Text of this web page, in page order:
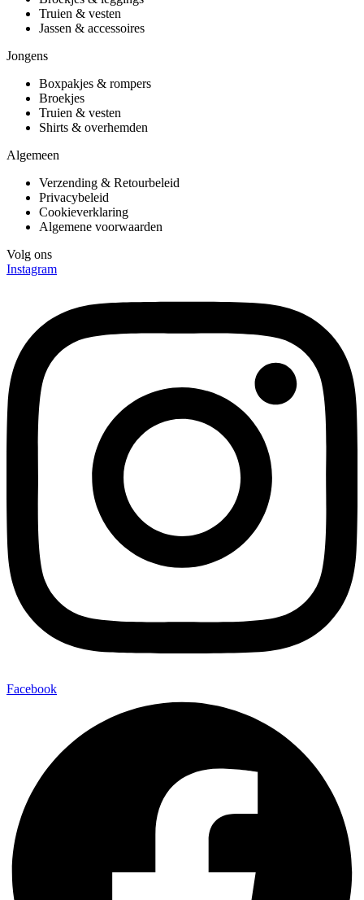
Truien & vesten
Jassen & accessoires
Jongens
Boxpakjes & rompers
Broekjes
Truien & vesten
Shirts & overhemden
Algemeen
Verzending & Retourbeleid
Privacybeleid
Cookieverklaring
Algemene voorwaarden
Volg ons
Instagram
Facebook